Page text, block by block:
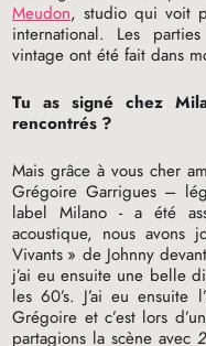
Meudon, studio qui voit
international. Les
vintage ont été fait dans
Tu as signé chez
rencontrés ?
Mais grâce à vous cher
Grégoire Garrigues –
label Milano - a été
acoustique, nous avons
Vivants » de Johnny
j’ai eu ensuite une belle
les 60’s. J’ai eu ensuite
Grégoire et c’est lors
partagions la scène avec